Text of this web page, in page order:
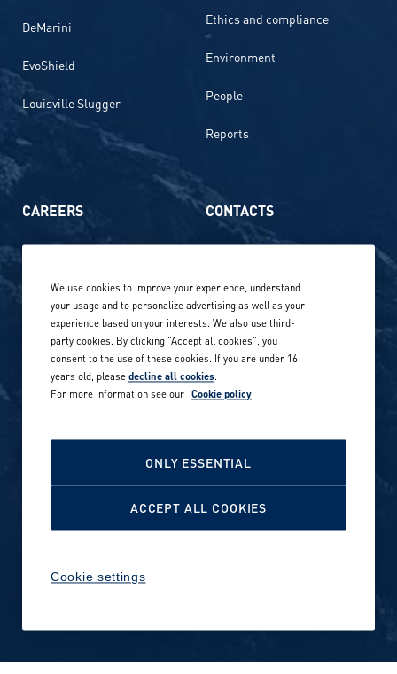
DeMarini
EvoShield
Louisville Slugger
Ethics and compliance
Environment
People
Reports
CAREERS
Our locations globally
Career stories
Careers in sports
Reports and releases 2016–
CONTACTS
Privacy Policy
Site terms
Cookie Policy
We use cookies to improve your experience, understand
your usage and to personalize advertising as well as your
experience based on your interests. We also use third-
party cookies. By clicking "Accept all cookies", you
consent to the use of these cookies. If you are under 16
years old, pleasedecline all cookies.
For more information see our Cookie policy
Cookie settings
ONLY ESSENTIAL
ACCEPT ALL COOKIES